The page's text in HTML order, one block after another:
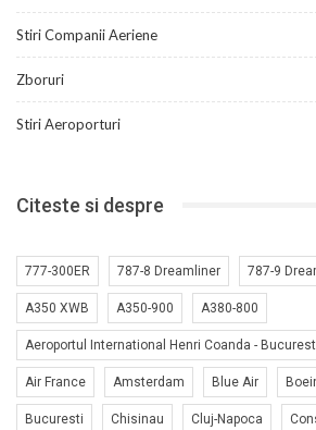
Stiri Companii Aeriene
Zboruri
Stiri Aeroporturi
Citeste si despre
777-300ER 787-8 Dreamliner 787-9
A350 XWB A350-900 A380-800
Aeroportul International Henri Coanda -
Air France Amsterdam Blue Air
Bucuresti Chisinau Cluj-Napoca